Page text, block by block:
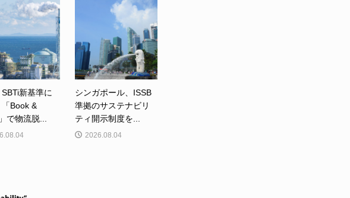
新基準に
Book &
で物流脱...
シンガポール、ISSB
準拠のサステナビリ
ティ開示制度を...
2026.08.04